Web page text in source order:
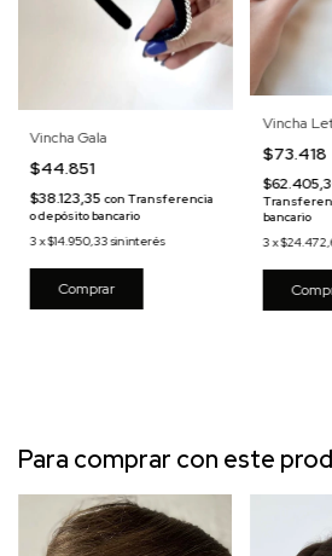
Vincha Gala
$44.851
$38.123,35con Transferencia
o depósito bancario
3 x$14.950,33 sin interés
Vincha
$73.418
bancario
3x
Para comprar con este